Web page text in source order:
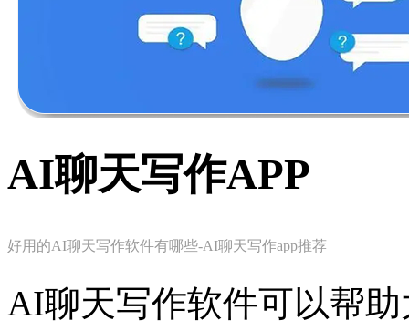
AI聊天写作APP
好用的AI聊天写作软件有哪些-AI聊天写作app推荐
AI聊天写作软件可以帮